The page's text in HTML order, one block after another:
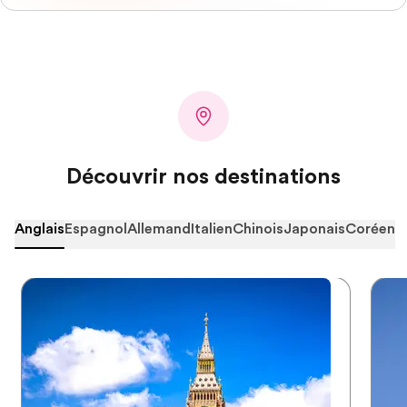
Découvrir nos destinations
AnglaisEspagnol Allemand ItalienChinoisJaponaisCoréen